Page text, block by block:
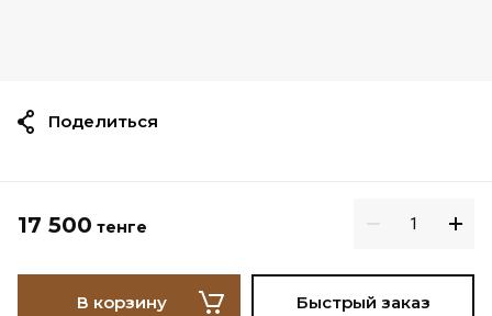
17 500 тенге
В корзину Быстрый заказ
Поделиться